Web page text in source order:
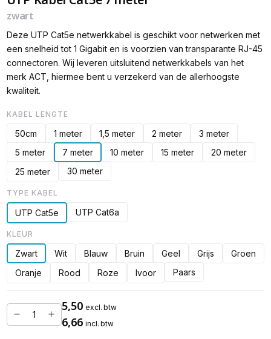
zwart
Deze UTP Cat5e netwerkkabel is geschikt voor netwerken met
een snelheid tot 1 Gigabit en is voorzien van transparante RJ-45
connectoren. Wij leveren uitsluitend netwerkkabels van het
merk ACT, hiermee bent u verzekerd van de allerhoogste
kwaliteit.
KABEL LENGTE
50cm 1 meter 1,5 meter 2 meter
3 meter
5 meter
7 meter 10 meter 15 meter
20 meter
25 meter
30 meter
TYPE KABEL
UTP Cat5e UTP Cat6a
KLEUR
Zwart Wit Blauw Bruin Geel Grijs
Groen
Oranje
Rood Roze Ivoor Paars
5,50 excl. btw
6,66 incl. btw